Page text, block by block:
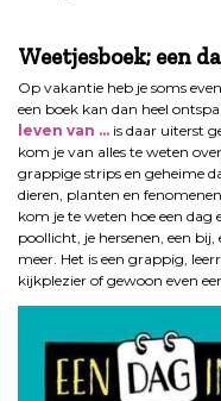
Weetjesboek; een
Op vakantie heb je soms
een boek kan dan heel
leven van … is daar uiterst
kom je van alles te weten
grappige strips en geheime
dieren, planten en
kom je te weten hoe een
poollicht, je hersenen, een
meer. Het is een grappig,
kijkplezier of gewoon even